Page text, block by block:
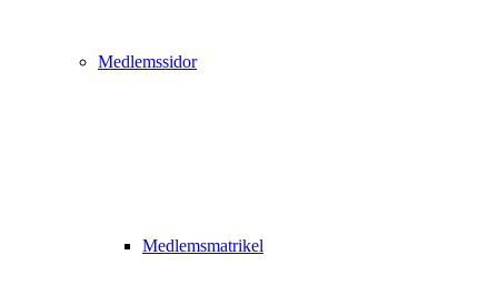
Medlemssidor
Medlemsmatrikel